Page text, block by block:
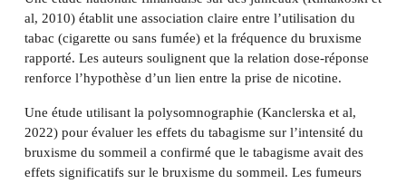
al, 2010) établit une association claire entre l’utilisation du
tabac (cigarette ou sans fumée) et la fréquence du bruxisme
rapporté. Les auteurs soulignent que la relation dose-réponse
renforce l’hypothèse d’un lien entre la prise de nicotine.
Une étude utilisant la polysomnographie (Kanclerska et al,
2022) pour évaluer les effets du tabagisme sur l’intensité du
bruxisme du sommeil a confirmé que le tabagisme avait des
effets significatifs sur le bruxisme du sommeil. Les fumeurs